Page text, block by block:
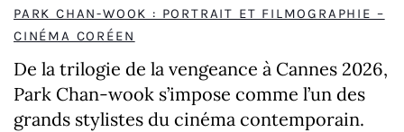
PARK CHAN-WOOK : PORTRAIT ET FILMOGRAPHIE –
CINÉMA CORÉEN
De la trilogie de la vengeance à Cannes 2026,
Park Chan-wook s’impose comme l’un des
grands stylistes du cinéma contemporain.